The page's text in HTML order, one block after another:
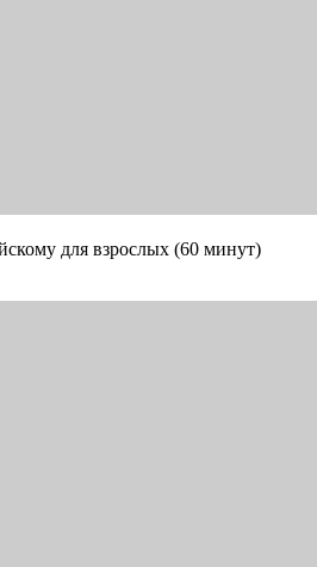
для взрослых (60 минут)